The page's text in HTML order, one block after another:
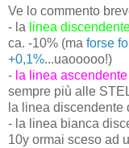
Ve lo commento
- la linea
ca. -10% (ma forse
+0,1%...uaooooo!)
- la linea
sempre più alle
la linea discendente
- la linea bianca
10y ormai sceso ad